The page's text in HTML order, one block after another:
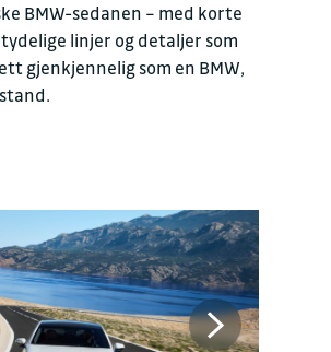
BMW-sedanen – med korte
linjer og detaljer som
gjenkjennelig som en BMW,